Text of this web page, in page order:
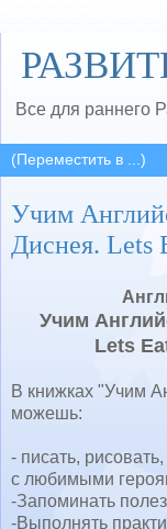
Все для раннего
Учим
Диснея. Lets
Учим
Lets
В книжках "Учим
можешь:
- писать,
с любимыми
-Запоминать
-Выполнять